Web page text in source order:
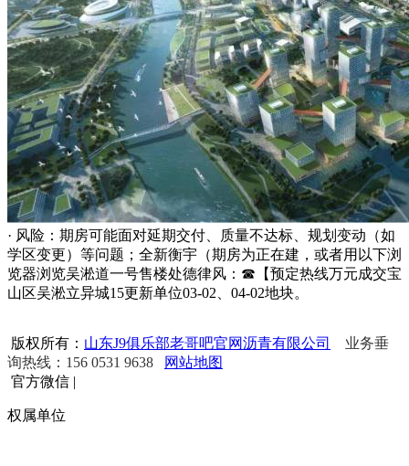
· 风险：期房可能面对延期交付、质量不达标、规划变动（如
学区变更）等问题；全新衡宇（期房为正在建，或者用以下浏
览器浏览吴淞道一号售楼处德律风：☎【预定热线万元成交宝
山区吴淞立异城15更新单位03-02、04-02地块。
版权所有： 山东J9俱乐部老哥吧官网沥青有限公司
业务垂
询热线：156 0531 9638
网站地图
官方微信 |
权属单位